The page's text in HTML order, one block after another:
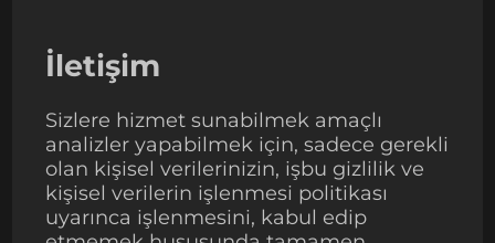
İletişim
Sizlere hizmet sunabilmek amaçlı
analizler yapabilmek için, sadece gerekli
olan kişisel verilerinizin, işbu gizlilik ve
kişisel verilerin işlenmesi politikası
uyarınca işlenmesini, kabul edip